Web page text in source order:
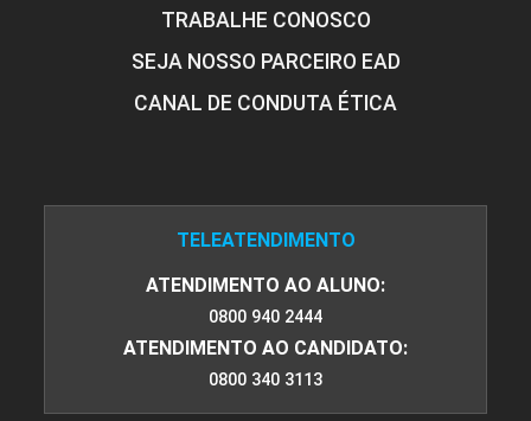
TRABALHE CONOSCO
SEJA NOSSO PARCEIRO EAD
CANAL DE CONDUTA ÉTICA
TELEATENDIMENTO
ATENDIMENTO AO ALUNO:
0800 940 2444
ATENDIMENTO AO CANDIDATO:
0800 340 3113